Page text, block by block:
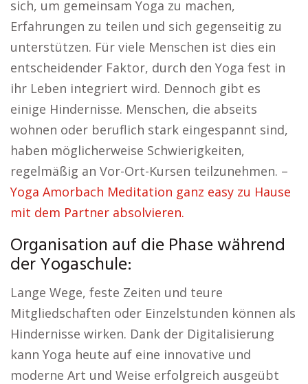
sich, um gemeinsam Yoga zu machen,
Erfahrungen zu teilen und sich gegenseitig zu
unterstützen. Für viele Menschen ist dies ein
entscheidender Faktor, durch den Yoga fest in
ihr Leben integriert wird. Dennoch gibt es
einige Hindernisse. Menschen, die abseits
wohnen oder beruflich stark eingespannt sind,
haben möglicherweise Schwierigkeiten,
regelmäßig an Vor-Ort-Kursen teilzunehmen. –
Yoga Amorbach Meditation ganz easy zu Hause
mit dem Partner absolvieren.
Organisation auf die Phase während
der Yogaschule:
Lange Wege, feste Zeiten und teure
Mitgliedschaften oder Einzelstunden können als
Hindernisse wirken. Dank der Digitalisierung
kann Yoga heute auf eine innovative und
moderne Art und Weise erfolgreich ausgeübt